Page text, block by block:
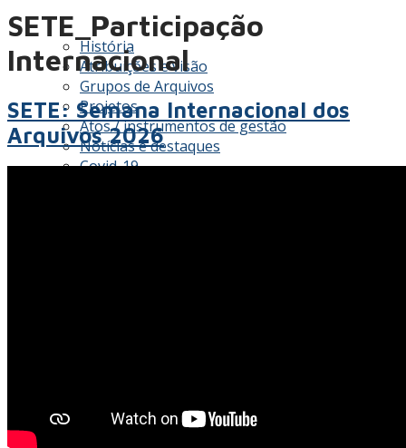
História
Atribuições e visão
Grupos de Arquivos
Projetos
Atos / instrumentos de gestão
Notícias e destaques
Covid-19
SETE_Participação
Internacional
SETE: Semana Internacional dos
Arquivos 2026